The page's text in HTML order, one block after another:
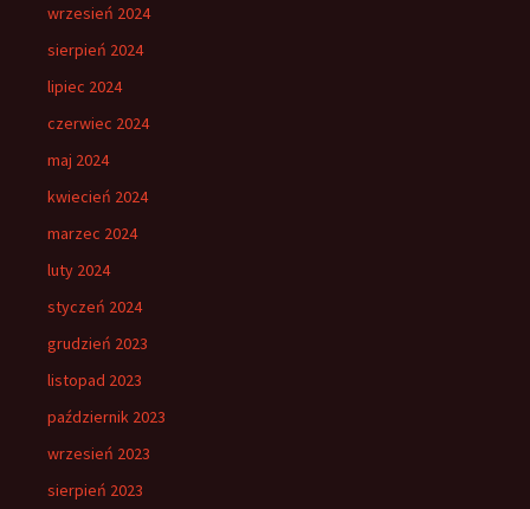
wrzesień 2024
sierpień 2024
lipiec 2024
czerwiec 2024
maj 2024
kwiecień 2024
marzec 2024
luty 2024
styczeń 2024
grudzień 2023
listopad 2023
październik 2023
wrzesień 2023
sierpień 2023